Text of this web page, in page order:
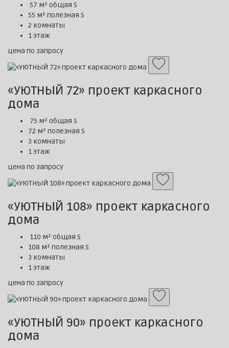
57 м² общая S
55 м² полезная S
2 комнаты
1 этаж
цена по запросу
«УЮТНЫЙ 72» проект каркасного
дома
75 м² общая S
72 м² полезная S
3 комнаты
1 этаж
цена по запросу
«УЮТНЫЙ 108» проект каркасного
дома
110 м² общая S
108 м² полезная S
3 комнаты
1 этаж
цена по запросу
«УЮТНЫЙ 90» проект каркасного
дома